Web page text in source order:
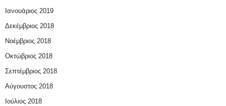
Ιανουάριος 2019
Δεκέμβριος 2018
Νοέμβριος 2018
Οκτώβριος 2018
Σεπτέμβριος 2018
Αύγουστος 2018
Ιούλιος 2018